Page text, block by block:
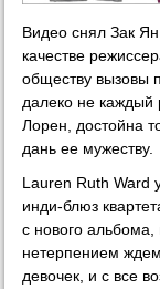
Видео снял Зак
качестве
обществу вызовы
далеко не
Лорен, достойна
дань ее мужеству.
Lauren Ruth Ward
инди-блюз
с нового
нетерпением
девочек, и с все